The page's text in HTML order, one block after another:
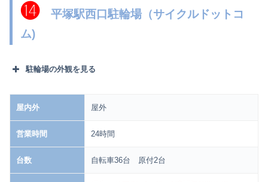
⓮平塚駅西口駐輪場（サイクルドットコ
ム)
駐輪場の外観を見る
屋内外 屋外
営業時間 24時間
台数 自転車36台 原付2台